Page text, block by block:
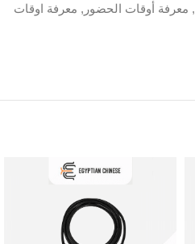
, معرفة أوقات الحضور , معرفة اوقات